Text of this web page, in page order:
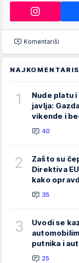
Komentariši
1
Nude platu
javlja:
vikende i
40
2
Zašto su
Direktiva
kako
35
3
Uvodi se
putnika i
25